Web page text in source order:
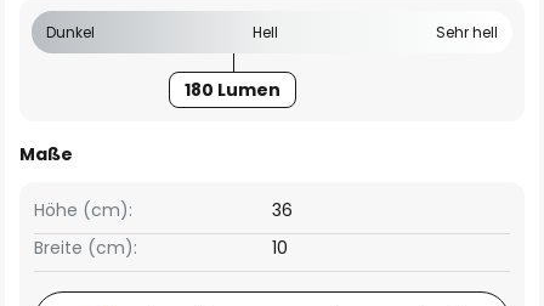
Dunkel Hell Sehr hell
180 Lumen
Maße
Breite (cm): 10
Höhe (cm): 36